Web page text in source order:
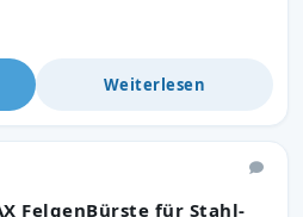
Weiterlesen
FelgenBürste für Stahl-